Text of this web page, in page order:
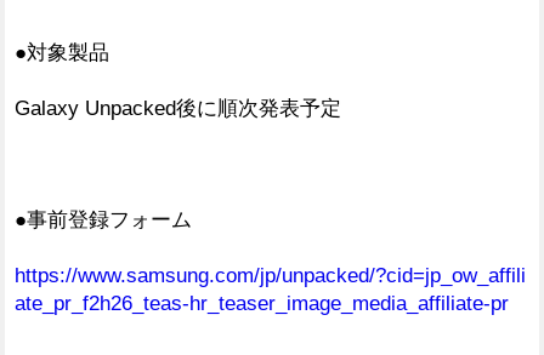
●対象製品
Galaxy Unpacked後に順次発表予定
●事前登録フォーム
https://www.samsung.com/jp/unpacked/?cid=jp_ow_affili
ate_pr_f2h26_teas-hr_teaser_image_media_affiliate-pr